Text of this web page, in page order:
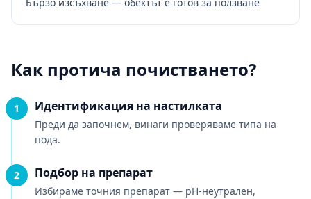
Бързо изсъхване — обектът е готов за ползване
Как протича почистването?
1 Идентификация на настилката
Преди да започнем, винаги проверяваме типа на
пода.
2 Подбор на препарат
Избираме точния препарат — pH-неутрален,